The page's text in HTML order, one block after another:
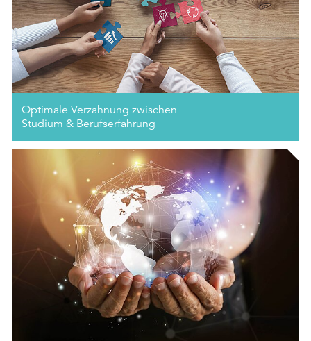
Optimale Verzahnung zwischen
Studium & Berufserfahrung